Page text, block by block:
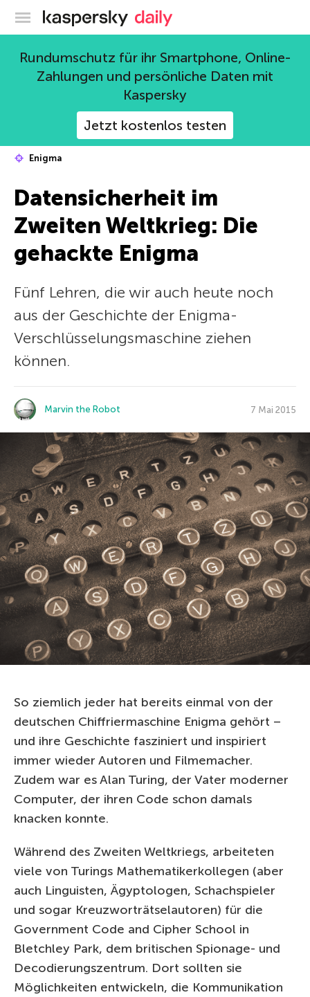
Offizieller Blog von Kaspersky
Rundumschutz für ihr Smartphone, Online-
Zahlungen und persönliche Daten mit
Kaspersky
Jetzt kostenlos testen
Enigma
Datensicherheit im
Zweiten Weltkrieg: Die
gehackte Enigma
Fünf Lehren, die wir auch heute noch
aus der Geschichte der Enigma-
Verschlüsselungsmaschine ziehen
können.
Marvin the Robot 7 Mai 2015
So ziemlich jeder hat bereits einmal von der
deutschen Chiffriermaschine Enigma gehört –
und ihre Geschichte fasziniert und inspiriert
immer wieder Autoren und Filmemacher.
Zudem war es Alan Turing, der Vater moderner
Computer, der ihren Code schon damals
knacken konnte.
Während des Zweiten Weltkriegs, arbeiteten
viele von Turings Mathematikerkollegen (aber
auch Linguisten, Ägyptologen, Schachspieler
und sogar Kreuzworträtselautoren) für die
Government Code and Cipher School in
Bletchley Park, dem britischen Spionage- und
Decodierungszentrum. Dort sollten sie
Möglichkeiten entwickeln, die Kommunikation